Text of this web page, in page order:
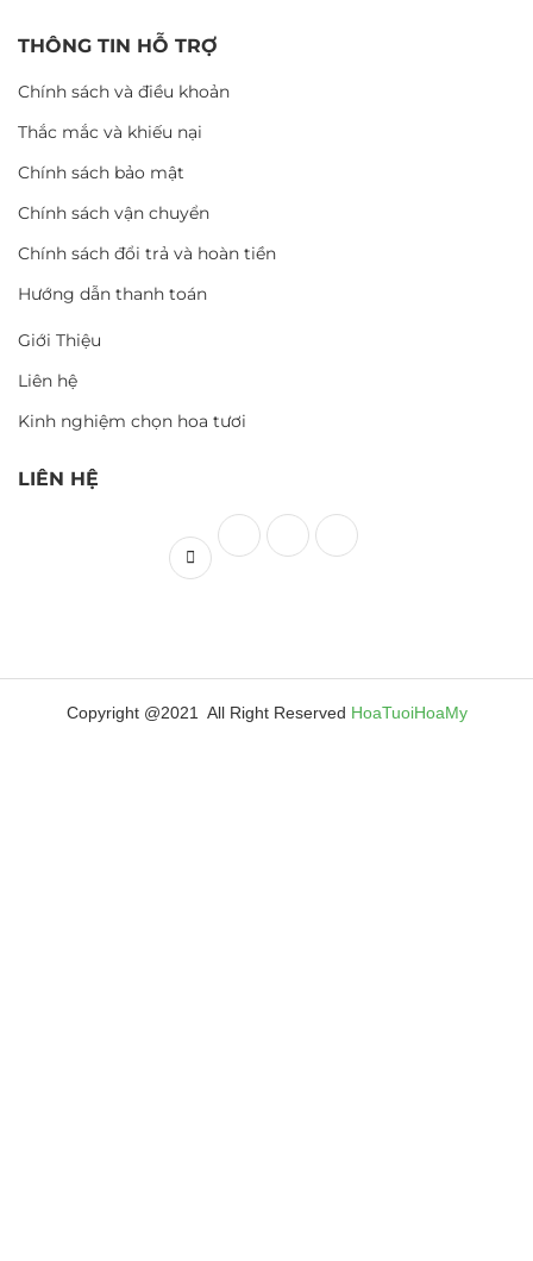
THÔNG TIN HỖ TRỢ
Chính sách và điều khoản
Thắc mắc và khiếu nại
Chính sách bảo mật
Chính sách vận chuyển
Chính sách đổi trả và hoàn tiền
Hướng dẫn thanh toán
Giới Thiệu
Liên hệ
Kinh nghiệm chọn hoa tươi
LIÊN HỆ
Copyright @2021 All Right Reserved HoaTuoiHoaMy